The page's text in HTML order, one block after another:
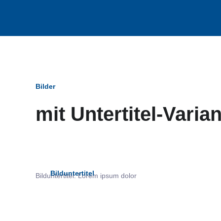
Bilder
mit Untertitel-
Bilduntertitel: Lorem ipsum dolor
Bilduntertitel